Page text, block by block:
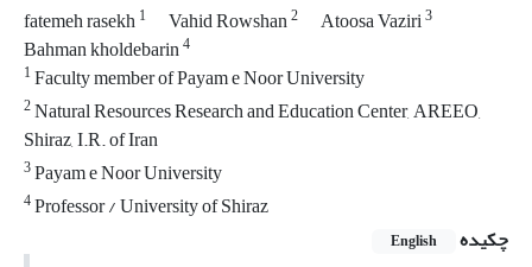
fatemeh rasekh1 Vahid Rowshan2 Atoosa Vaziri3
Bahman kholdebarin4
1Faculty member of Payam e Noor University
2Natural Resources Research and Education Center, AREEO,
Shiraz, I.R. of Iran
3Payam e Noor University
4Professor / University of Shiraz
چکیده
English